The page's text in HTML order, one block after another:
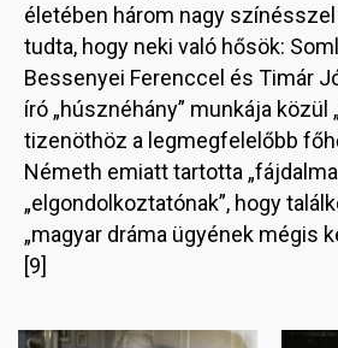
életében három nagy
tudta, hogy neki való hősök:
Bessenyei Ferenccel és Timár
író „húsznéhány” munkája közül
tizenöthöz a legmegfelelőbb
Németh emiatt tartotta
„elgondolkoztatónak”, hogy
„magyar dráma ügyének mégis
[9]
Image Image